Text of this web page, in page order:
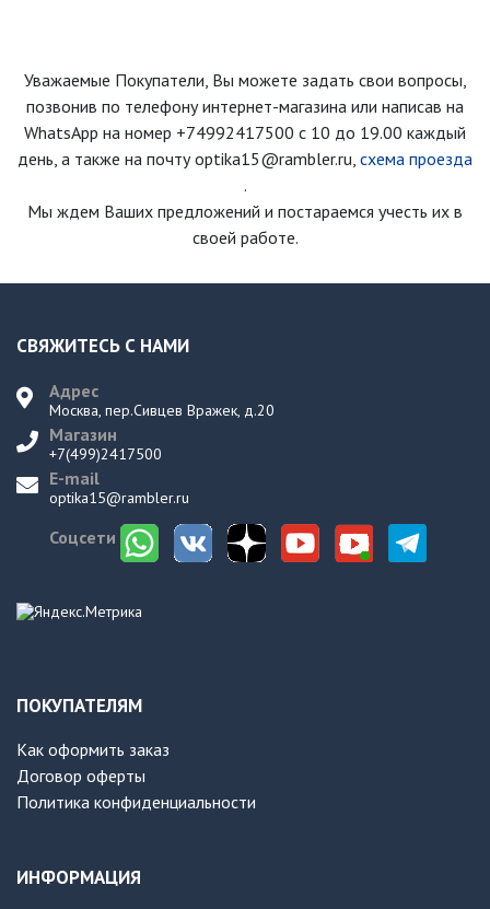
Уважаемые Покупатели, Вы можете задать свои вопросы,
позвонив по телефону интернет-магазина или написав на
WhatsApp на номер +74992417500 с 10 до 19.00 каждый
день, а также на почту optika15@rambler.ru, схема проезда
.
Мы ждем Ваших предложений и постараемся учесть их в
своей работе.
СВЯЖИТЕСЬ С НАМИ
Адрес
Москва, пер.Сивцев Вражек, д.20
Магазин
+7(499)2417500
E-mail
optika15@rambler.ru
Соцсети
ПОКУПАТЕЛЯМ
Как оформить заказ
Договор оферты
Политика конфиденциальности
ИНФОРМАЦИЯ